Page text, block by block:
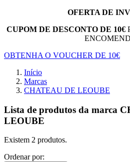
OFERTA DE
CUPOM DE DESCONTO DE 10€
OBTENHA O VOUCHER DE 10€
Início
Marcas
CHATEAU DE LEOUBE
Lista de produtos da marca
LEOUBE
Existem 2 produtos.
Ordenar por: